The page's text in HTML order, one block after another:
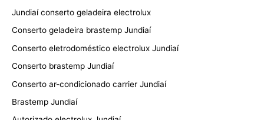
Jundiaí conserto geladeira electrolux
Conserto geladeira brastemp Jundiaí
Conserto eletrodoméstico electrolux Jundiaí
Conserto brastemp Jundiaí
Conserto ar-condicionado carrier Jundiaí
Brastemp Jundiaí